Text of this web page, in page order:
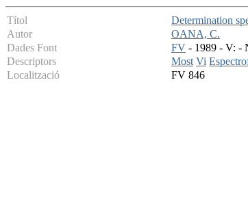
Títol
Determination
Autor
OANA, C.
Dades Font
FV - 1989 - V: -
Descriptors
Most Vi
Localització
FV 846